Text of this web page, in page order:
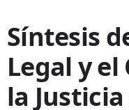
Síntesis
Legal y
la